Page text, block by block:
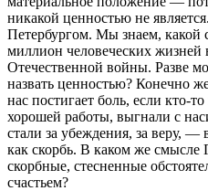
никакой ценностью не
Петербургом. Мы знаем, какой
миллион человеческих
Отечественной войны. Разве
назвать ценностью? Конечно
нас постигает боль, если кто-
хорошей работы, выгнали с
стали за убеждения, за веру, —
как скорбь. В каком же смысле
скорбные, стесненные
счастьем?